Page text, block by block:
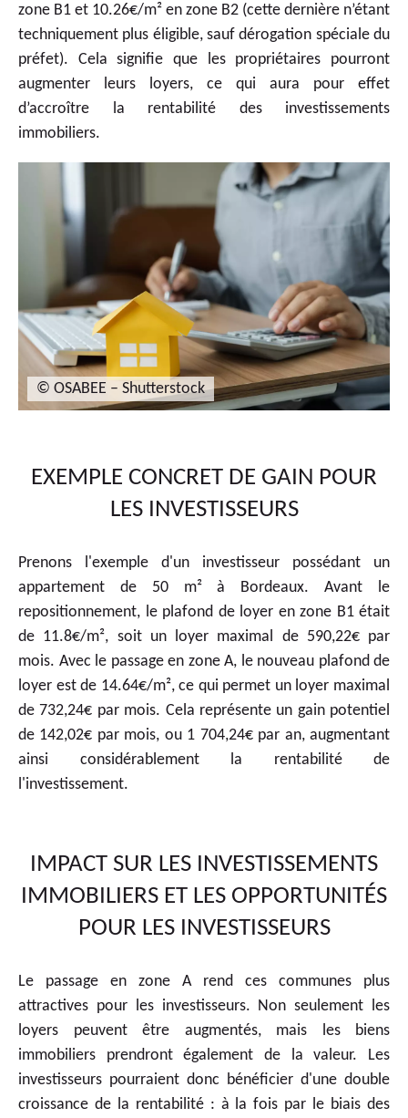
zone B1 et 10.26€/m² en zone B2 (cette dernière n’étant
techniquement plus éligible, sauf dérogation spéciale du
préfet). Cela signifie que les propriétaires pourront
augmenter leurs loyers, ce qui aura pour effet
d’accroître la rentabilité des investissements
immobiliers.
© OSABEE – Shutterstock
EXEMPLE CONCRET DE GAIN POUR
LES INVESTISSEURS
Prenons l'exemple d'un investisseur possédant un
appartement de 50 m² à Bordeaux. Avant le
repositionnement, le plafond de loyer en zone B1 était
de 11.8€/m², soit un loyer maximal de 590,22€ par
mois. Avec le passage en zone A, le nouveau plafond de
loyer est de 14.64€/m², ce qui permet un loyer maximal
de 732,24€ par mois. Cela représente un gain potentiel
de 142,02€ par mois, ou 1 704,24€ par an, augmentant
ainsi considérablement la rentabilité de
l'investissement.
IMPACT SUR LES INVESTISSEMENTS
IMMOBILIERS ET LES OPPORTUNITÉS
POUR LES INVESTISSEURS
Le passage en zone A rend ces communes plus
attractives pour les investisseurs. Non seulement les
loyers peuvent être augmentés, mais les biens
immobiliers prendront également de la valeur. Les
investisseurs pourraient donc bénéficier d'une double
croissance de la rentabilité : à la fois par le biais des